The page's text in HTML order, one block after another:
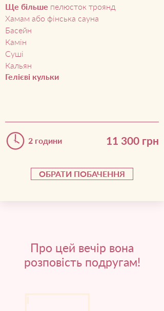
Ще більше пелюсток троянд
Хамам або фінська сауна
Басейн
Камін
Суші
Кальян
Гелієві кульки
2 години 11 300 грн
ОБРАТИ ПОБАЧЕННЯ
Про цей вечір вона
розповість подругам!
i